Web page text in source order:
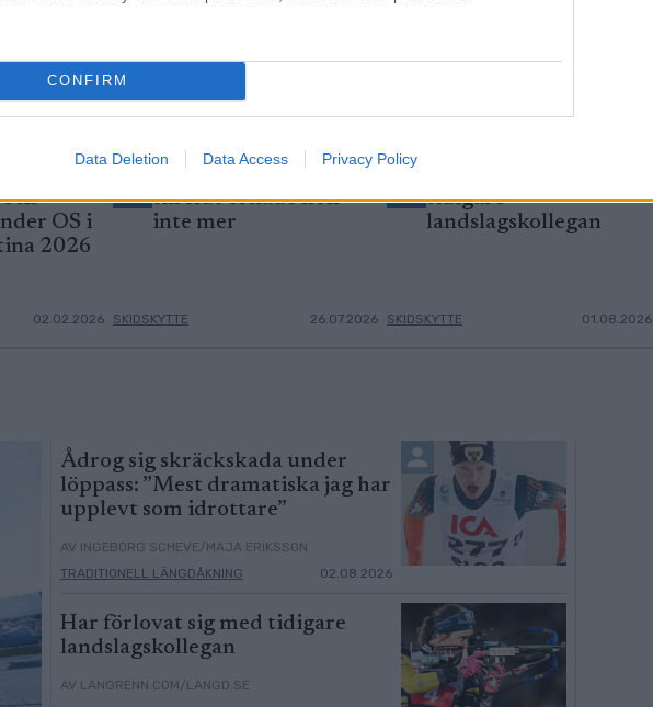
CONFIRM
Data Deletion Data Access Privacy Policy
OS i
2026
02.02.2026
Ville optimera allt –
till slut orkade hon
inte mer
SKIDSKYTTE 26.07.2026
tidigare
landslagskollegan
SKIDSKYTTE 01.08.2026
Ådrog sig skräckskada under
löppass: ”Mest dramatiska jag har
upplevt som idrottare”
AV INGEBORG SCHEVE/MAJA ERIKSSON
TRADITIONELL LÄNGDÅKNING
02.08.2026
Har förlovat sig med tidigare
landslagskollegan
AV LANGRENN.COM/LANGD.SE